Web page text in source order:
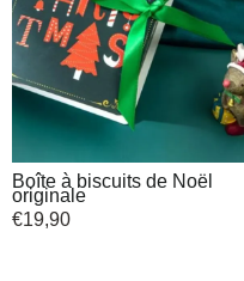
Boîte à biscuits de Noël
originale
€19,90